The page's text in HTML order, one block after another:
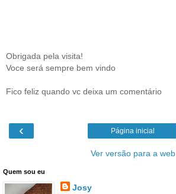
Obrigada pela visita!
Voce será sempre bem vindo
Fico feliz quando vc deixa um comentário
‹ Página inicial
Ver versão para a web
Quem sou eu
Josy